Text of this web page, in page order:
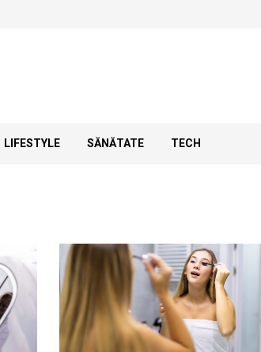
LIFESTYLE SĂNĂTATE TECH